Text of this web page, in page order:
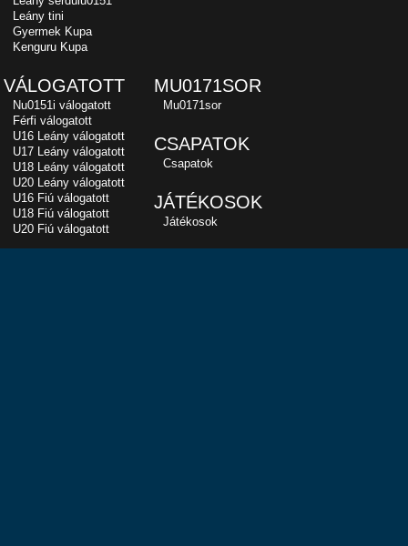
Leány tini
Gyermek Kupa
Kenguru Kupa
VÁLOGATOTT
Nu0151i válogatott
Férfi válogatott
U16 Leány válogatott
U17 Leány válogatott
U18 Leány válogatott
U20 Leány válogatott
U16 Fiú válogatott
U18 Fiú válogatott
U20 Fiú válogatott
MU0171SOR
Mu0171sor
CSAPATOK
Csapatok
JÁTÉKOSOK
Játékosok